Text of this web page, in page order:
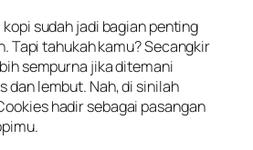
sudahjadi bagianpenting
.Tapitahukahkamu?Secangkir
sempurna jikaditemani
danlembut. Nah, di sinilah
hadirsebagai pasangan
.